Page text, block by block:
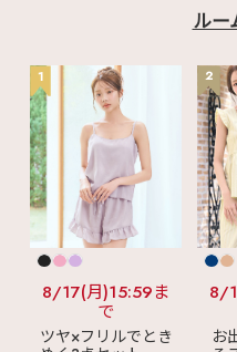
ルー
1
8/17(月)15:59ま
で
ツヤ×フリルでとき
2
8/
お